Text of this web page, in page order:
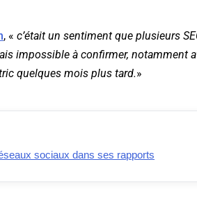
, « c’était un sentiment que plusieurs
impossible à confirmer, notamment
quelques mois plus tard.»
sociaux dans ses rapports